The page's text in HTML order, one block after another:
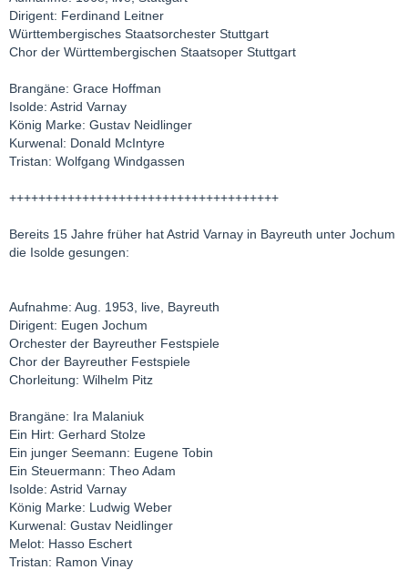
Dirigent: Ferdinand Leitner
Württembergisches Staatsorchester Stuttgart
Chor der Württembergischen Staatsoper Stuttgart
Brangäne: Grace Hoffman
Isolde: Astrid Varnay
König Marke: Gustav Neidlinger
Kurwenal: Donald McIntyre
Tristan: Wolfgang Windgassen
+++++++++++++++++++++++++++++++++++++
Bereits 15 Jahre früher hat Astrid Varnay in Bayreuth unter Jochum
die Isolde gesungen:
Aufnahme: Aug. 1953, live, Bayreuth
Dirigent: Eugen Jochum
Orchester der Bayreuther Festspiele
Chor der Bayreuther Festspiele
Chorleitung: Wilhelm Pitz
Brangäne: Ira Malaniuk
Ein Hirt: Gerhard Stolze
Ein junger Seemann: Eugene Tobin
Ein Steuermann: Theo Adam
Isolde: Astrid Varnay
König Marke: Ludwig Weber
Kurwenal: Gustav Neidlinger
Melot: Hasso Eschert
Tristan: Ramon Vinay